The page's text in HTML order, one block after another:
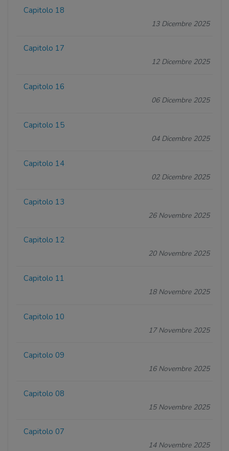
Capitolo 18
13 Dicembre 2025
Capitolo 17
12 Dicembre 2025
Capitolo 16
06 Dicembre 2025
Capitolo 15
04 Dicembre 2025
Capitolo 14
02 Dicembre 2025
Capitolo 13
26 Novembre 2025
Capitolo 12
20 Novembre 2025
Capitolo 11
18 Novembre 2025
Capitolo 10
17 Novembre 2025
Capitolo 09
16 Novembre 2025
Capitolo 08
15 Novembre 2025
Capitolo 07
14 Novembre 2025